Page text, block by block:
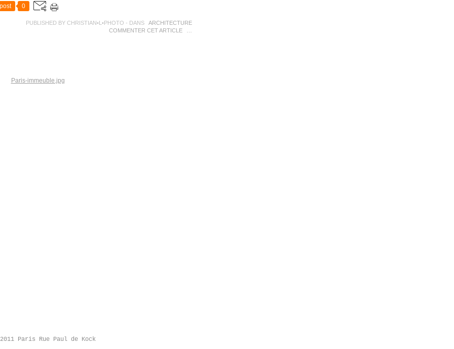
0
PUBLISHED BY CHRISTIAN•L•PHOTO - DANS
ARCHITECTURE
COMMENTER CET ARTICLE
Paris Rue Paul de Kock